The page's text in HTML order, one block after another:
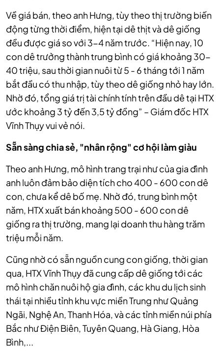
Về giá bán, theo anh Hưng, tùy theo thị trường biến
động từng thời điểm, hiện tại dê thịt và dê giống
đều được giá so với 3-4 năm trước. “Hiện nay, 10
con dê trưởng thành trung bình có giá khoảng 30-
40 triệu, sau thời gian nuôi từ 5 - 6 tháng tới 1 năm
bắt đầu có thu nhập, tùy theo dê giống nhỏ hay lớn.
Nhờ đó, tổng giá trị tài chính tính trên đầu dê tại HTX
ước khoảng 3 tỷ đến 3,5 tỷ đồng” – Giám đốc HTX
Vĩnh Thụy vui vẻ nói.
Sẵn sàng chia sẻ, "nhân rộng" cơ hội làm giàu
Theo anh Hưng, mô hình trang trại như của gia đình
anh luôn đảm bảo diện tích cho 400 - 600 con dê
con, chưa kể dê bố mẹ . Nhờ đó, trung bình một
năm, HTX xuất bán khoảng 500 - 600 con dê
giống ra thị trường, mang lại doanh thu hàng trăm
triệu mỗi năm.
Cũng nhờ có sẵn nguồn cung con giống, thời gian
qua, HTX Vĩnh Thụy đã cung cấp dê giống tới các
mô hình chăn nuôi hộ gia đình, các khu du lịch sinh
thái tại nhiều tỉnh khu vực miền Trung như Quảng
Ngãi, Nghệ An, Thanh Hóa, và các tỉnh miền núi phía
Bắc như Điện Biên, Tuyên Quang, Hà Giang, Hòa
Bình,...